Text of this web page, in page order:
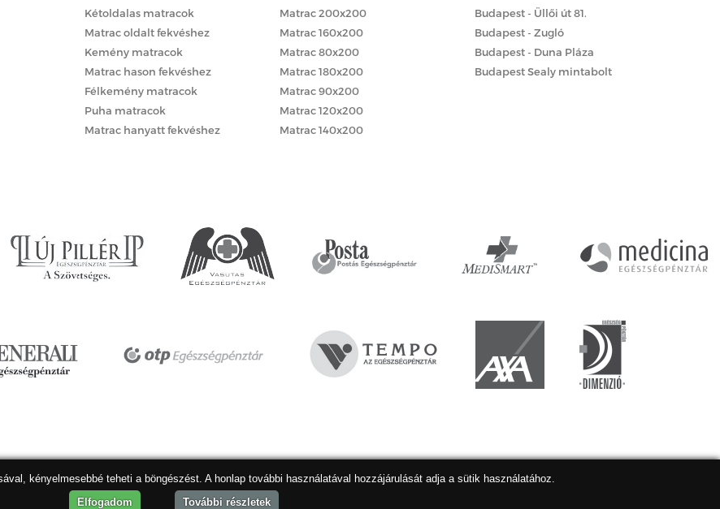
Kétoldalas matracok
Matrac oldalt fekvéshez
Kemény matracok
Matrac hason fekvéshez
Félkemény matracok
Puha matracok
Matrac hanyatt fekvéshez
Matrac 200x200
Matrac 160x200
Matrac 80x200
Matrac 180x200
Matrac 90x200
Matrac 120x200
Matrac 140x200
Budapest - Üllői út 81.
Budapest - Zugló
Budapest - Duna Pláza
Budapest Sealy mintabolt
kényelmesebbé teheti a böngészést. A honlap további használatával hozzájárulását adja a sütik használatához.
Elfogadom
További részletek